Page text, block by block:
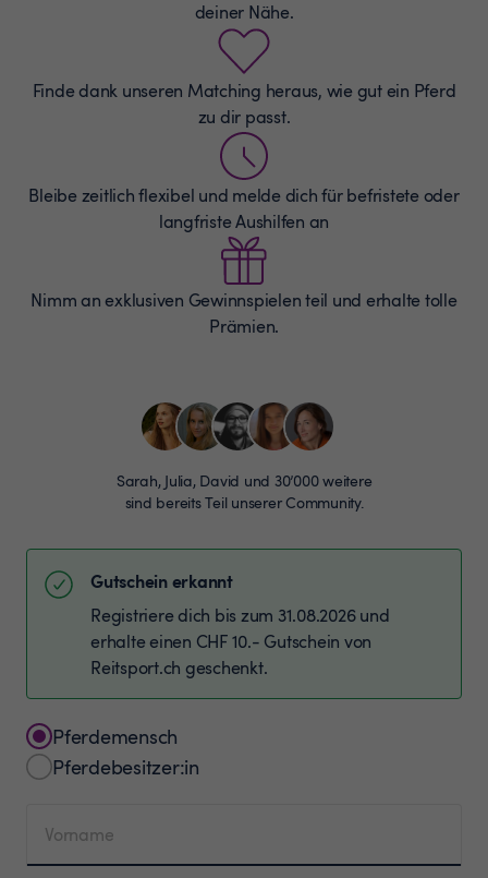
deiner Nähe.
Finde dank unseren Matching heraus, wie gut ein Pferd
zu dir passt.
Bleibe zeitlich flexibel und melde dich für befristete oder
langfriste Aushilfen an
Nimm an exklusiven Gewinnspielen teil und erhalte tolle
Prämien.
Sarah, Julia, David und 30’000 weitere
sind bereits Teil unserer Community.
Gutschein erkannt
Registriere dich bis zum 31.08.2026 und
erhalte einen CHF 10.- Gutschein von
Reitsport.ch geschenkt.
Pferdemensch
Pferdebesitzer:in
Vorname